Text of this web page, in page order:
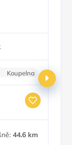
Koupelna
44.6 km